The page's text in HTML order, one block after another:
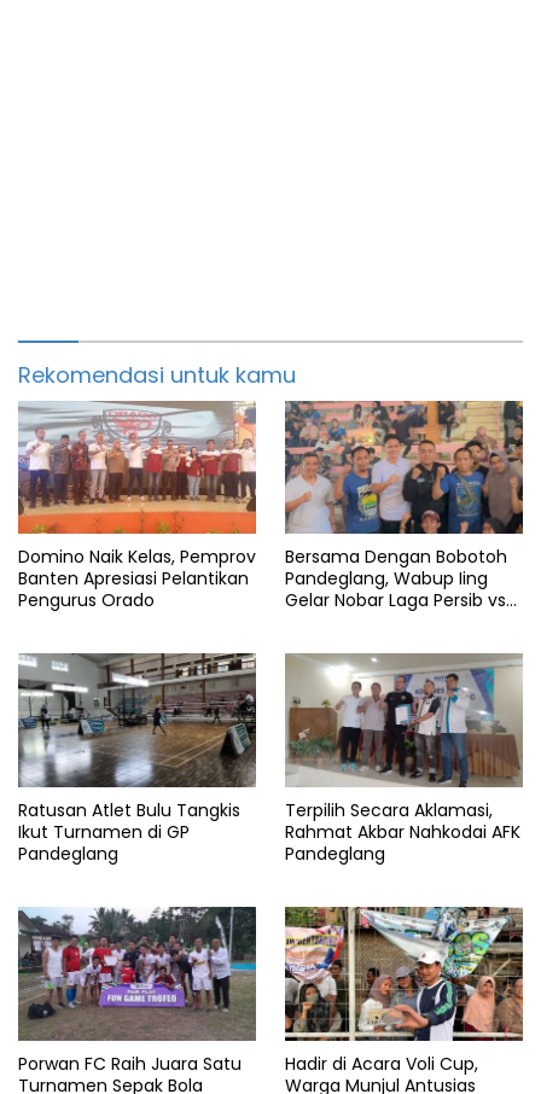
Rekomendasi untuk kamu
Domino Naik Kelas, Pemprov
Banten Apresiasi Pelantikan
Pengurus Orado
Bersama Dengan Bobotoh
Pandeglang, Wabup Iing
Gelar Nobar Laga Persib vs
Ratusan Atlet Bulu Tangkis
Ikut Turnamen di GP
Pandeglang
Terpilih Secara Aklamasi,
Rahmat Akbar Nahkodai AFK
Pandeglang
Porwan FC Raih Juara Satu
Turnamen Sepak Bola
Hadir di Acara Voli Cup,
Warga Munjul Antusias